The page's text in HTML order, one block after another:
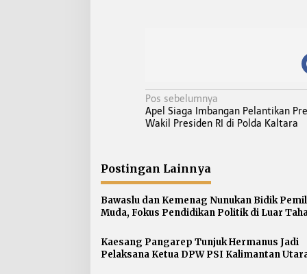
N
a
g
a
s
i
o
Pos sebelumnya
Apel Siaga Imbangan Pelantikan
Wakil Presiden RI di Polda Kaltara
Postingan Lainnya
Bawaslu dan Kemenag Nunukan Bidik
Muda, Fokus Pendidikan Politik di Luar
Kaesang Pangarep Tunjuk Hermanus Jadi
Pelaksana Ketua DPW PSI Kalimantan